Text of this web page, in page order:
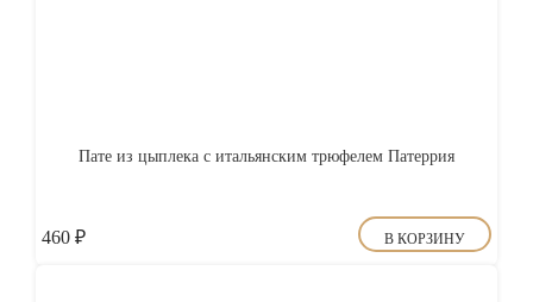
Пате из цыплека с итальянским трюфелем Патеррия
460 ₽ В КОРЗИНУ